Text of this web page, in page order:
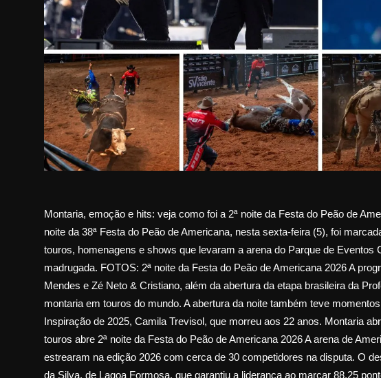
Esportes
Fama e TV
FALE CONOSCO
Montaria, emoção e hits: veja como foi a 2ª noite da Festa do Peão de
noite da 38ª Festa do Peão de Americana, nesta sexta-feira (5), foi
touros, homenagens e shows que levaram a arena do Parque de Eventos
madrugada. FOTOS: 2ª noite da Festa do Peão de Americana 2026 A
Mendes e Zé Neto & Cristiano, além da abertura da etapa brasileira da
montaria em touros do mundo. A abertura da noite também teve
Inspiração de 2025, Camila Trevisol, que morreu aos 22 anos. Montaria
touros abre 2ª noite da Festa do Peão de Americana 2026 A arena de
estrearam na edição 2026 com cerca de 30 competidores na disputa. O
da Silva, de Lagoa Formosa, que garantiu a liderança ao marcar 88,25